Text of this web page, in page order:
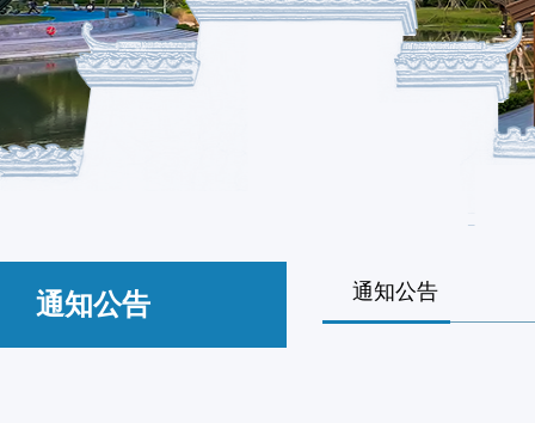
通知公告 通知公告